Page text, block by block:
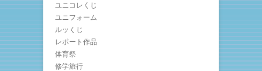
ユニコレくじ
ユニフォーム
ルッくじ
レポート作品
体育祭
修学旅行